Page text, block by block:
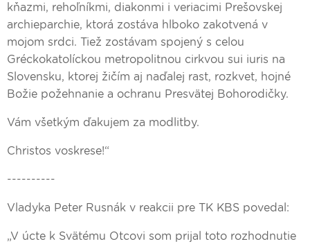
kňazmi, rehoľníkmi, diakonmi i veriacimi Prešovskej
archieparchie, ktorá zostáva hlboko zakotvená v
mojom srdci. Tiež zostávam spojený s celou
Gréckokatolíckou metropolitnou cirkvou sui iuris na
Slovensku, ktorej žičím aj naďalej rast, rozkvet, hojné
Božie požehnanie a ochranu Presvätej Bohorodičky.
Vám všetkým ďakujem za modlitby.
Christos voskrese!“
----------
Vladyka Peter Rusnák v reakcii pre TK KBS povedal:
„V úcte k Svätému Otcovi som prijal toto rozhodnutie